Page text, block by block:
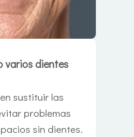
varios dientes
sustituir las
problemas
sin dientes.